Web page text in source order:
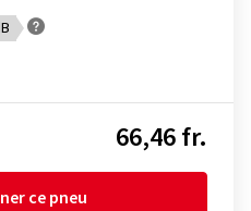
66,46 fr.
ce pneu